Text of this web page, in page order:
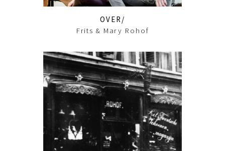
OVER
Frits & Mary Rohof